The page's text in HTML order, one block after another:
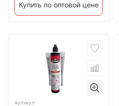
Купить по оптовой цене
Артикул